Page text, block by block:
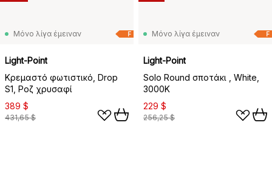
F
Μόνο λίγα έμειναν
Light-Point
Κρεμαστό φωτιστικό, Drop
S1, Ροζ χρυσαφί
389 $
431,65 $
F
Μόνο λίγα έμειναν
Light-Point
Solo Round σποτάκι , White,
3000K
229 $
256,25 $